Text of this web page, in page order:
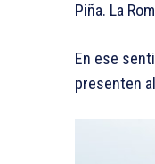
Piña. La
En ese
presenten